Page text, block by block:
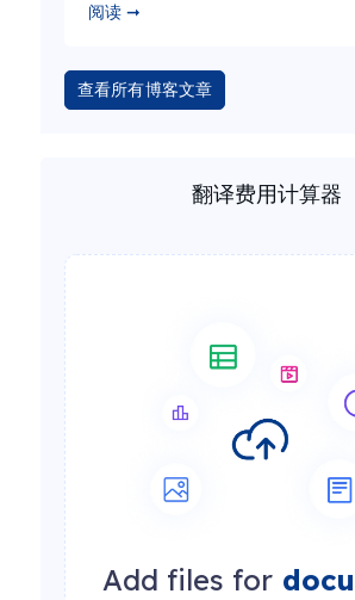
阅读 ➞
查看所有博客文章
翻译费用计算器
Add files for